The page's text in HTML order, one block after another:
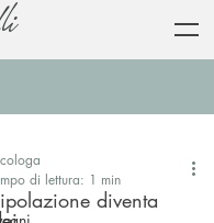
diventa
di lettura: 1 min